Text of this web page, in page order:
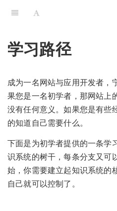
学习路径
成为一名网站与应用开发者，
果您是一名初学者，那网站上
没有任何意义。如果您是有些
的知道自己需要什么。
下面是为初学者提供的一条学
识系统的树干，每条分支又可
始，你需要建立起知识系统的
自己就可以控制了。